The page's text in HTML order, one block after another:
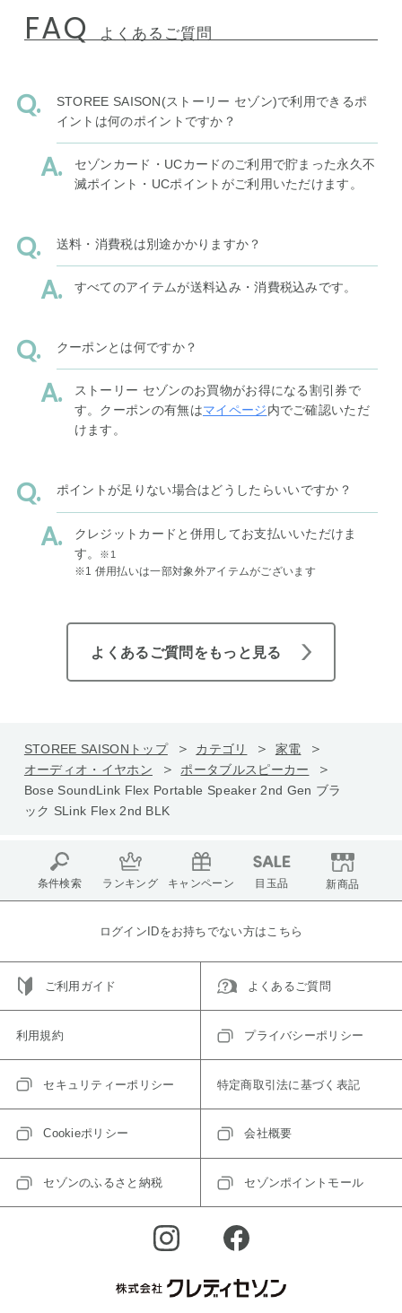
FAQ よくあるご質問
STOREE SAISON(ストーリー セゾン)で利用できるポ
イントは何のポイントですか？
セゾンカード・UCカードのご利用で貯まった永久不
滅ポイント・UCポイントがご利用いただけます。
送料・消費税は別途かかりますか？
すべてのアイテムが送料込み・消費税込みです。
クーポンとは何ですか？
ストーリー セゾンのお買物がお得になる割引券で
す。クーポンの有無はマイページ内でご確認いただ
けます。
ポイントが足りない場合はどうしたらいいですか？
クレジットカードと併用してお支払いいただけま
す。
※1
※1 併用払いは一部対象外アイテムがございます
よくあるご質問をもっと見る
STOREE SAISONトップ カテゴリ
家電
オーディオ・イヤホン
ポータブルスピーカー
Bose SoundLink Flex Portable Speaker 2nd Gen ブラ
ック SLink Flex 2nd BLK
条件検索 ランキング キャンペーン 目玉品 新商品
ログインIDをお持ちでない方はこちら
ご利用ガイド よくあるご質問
利用規約 プライバシーポリシー
セキュリティーポリシー 特定商取引法に基づく表記
Cookieポリシー 会社概要
セゾンのふるさと納税 セゾンポイントモール